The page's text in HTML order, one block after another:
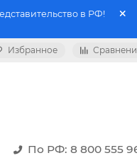
в РФ!
Избранное
По РФ: 8 800 555